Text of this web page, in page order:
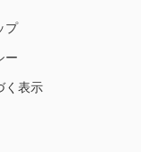
プ
ー
く表示